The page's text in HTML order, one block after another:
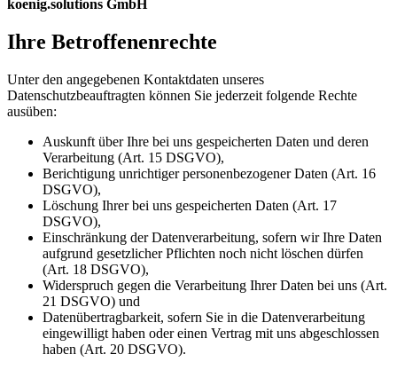
koenig.solutions GmbH
Ihre Betroffenen­rechte
Unter den angegebenen Kontaktdaten unseres
Datenschutzbeauftragten können Sie jederzeit folgende Rechte
ausüben:
Auskunft über Ihre bei uns gespeicherten Daten und deren
Verarbeitung (Art. 15 DSGVO),
Berichtigung unrichtiger personenbezogener Daten (Art. 16
DSGVO),
Löschung Ihrer bei uns gespeicherten Daten (Art. 17
DSGVO),
Einschränkung der Datenverarbeitung, sofern wir Ihre Daten
aufgrund gesetzlicher Pflichten noch nicht löschen dürfen
(Art. 18 DSGVO),
Widerspruch gegen die Verarbeitung Ihrer Daten bei uns (Art.
21 DSGVO) und
Datenübertragbarkeit, sofern Sie in die Datenverarbeitung
eingewilligt haben oder einen Vertrag mit uns abgeschlossen
haben (Art. 20 DSGVO).